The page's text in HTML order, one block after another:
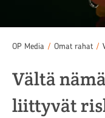
OP Media / Omat rahat /
Vältä
liittyvät